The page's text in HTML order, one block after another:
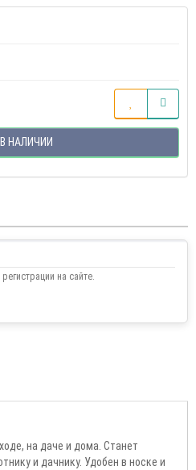
НАЛИЧИИ
на сайте.
на даче и дома. Станет
и дачнику. Удобен в носке и